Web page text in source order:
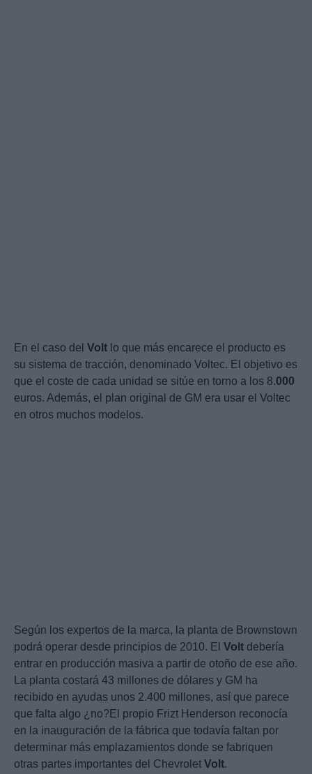
En el caso del Volt lo que más encarece el producto es
su sistema de tracción, denominado Voltec. El objetivo es
que el coste de cada unidad se sitúe en torno a los 8.000
euros. Además, el plan original de GM era usar el Voltec
en otros muchos modelos.
Según los expertos de la marca, la planta de Brownstown
podrá operar desde principios de 2010. El Volt debería
entrar en producción masiva a partir de otoño de ese año.
La planta costará 43 millones de dólares y GM ha
recibido en ayudas unos 2.400 millones, así que parece
que falta algo ¿no?El propio Frizt Henderson reconocía
en la inauguración de la fábrica que todavía faltan por
determinar más emplazamientos donde se fabriquen
otras partes importantes del Chevrolet Volt.